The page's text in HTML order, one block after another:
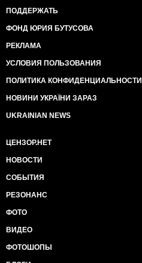
Не позволим уродам в 21-ом
счастливое будущее наших
детей!
ПОДДЕРЖАТЬ
ФОНД ЮРИЯ БУТУСОВА
РЕКЛАМА
УСЛОВИЯ ПОЛЬЗОВАНИЯ
ПОЛИТИКА КОНФИДЕНЦИАЛЬНОСТИ
НОВИНИ УКРАЇНИ ЗАРАЗ
UKRAINIAN NEWS
ЦЕНЗОР.НЕТ
НОВОСТИ
СОБЫТИЯ
РЕЗОНАНС
ФОТО
ВИДЕО
ФОТОШОПЫ